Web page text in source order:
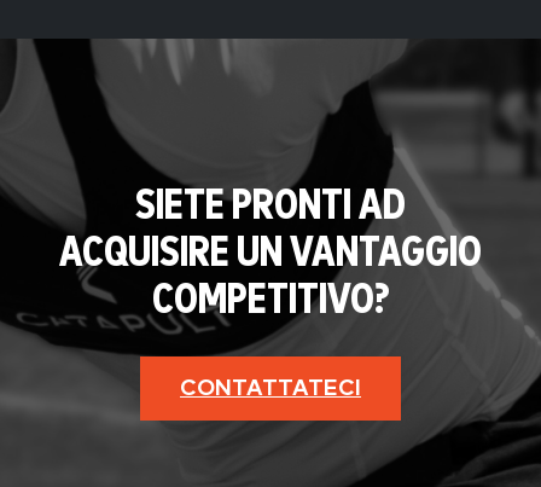
SIETE PRONTI AD
ACQUISIRE UN VANTAGGIO
COMPETITIVO?
CONTATTATECI